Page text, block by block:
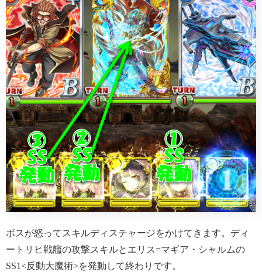
ボスが怒ってスキルディスチャージをかけてきます。ディ
ートリヒ戦艦の攻撃スキルとエリス=マギア・シャルムの
SS1<反動大魔術>を発動して終わりです。